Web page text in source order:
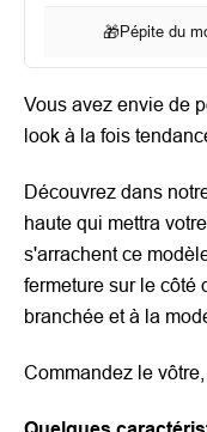
🎁Pépite du
Vous avez envie de
look à la fois
Découvrez dans
haute qui mettra
s'arrachent ce
fermeture sur le côté
branchée et à la
Commandez le